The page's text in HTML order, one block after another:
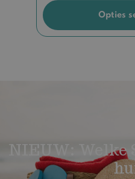
Opties
NIEUW: Welke